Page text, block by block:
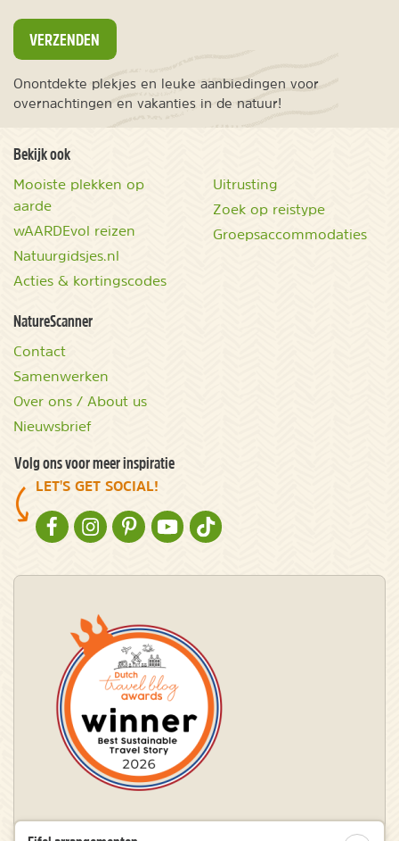
VERZENDEN
Onontdekte plekjes en leuke aanbiedingen voor
overnachtingen en vakanties in de natuur!
Bekijk ook
Mooiste plekken op
aarde
wAARDEvol reizen
Natuurgidsjes.nl
Acties & kortingscodes
Uitrusting
Zoek op reistype
Groepsaccommodaties
NatureScanner
Contact
Samenwerken
Over ons / About us
Nieuwsbrief
Volg ons voor meer inspiratie
LET'S GET SOCIAL!
NATURESCANNER OP FACEBOOK
NATURESCANNER OP INSTAGRAM
NATURESCANNER OP PINTEREST
NATURESCANNER OP YOUTUBE
NATURESCANNER OP TIKTOK